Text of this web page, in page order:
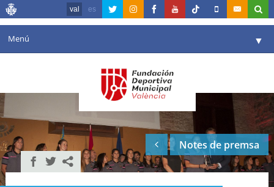
val es
Menú ▼
Agenda
Instal·lacions ▼
Comunicació ▼
València en esport
Notes de premsa